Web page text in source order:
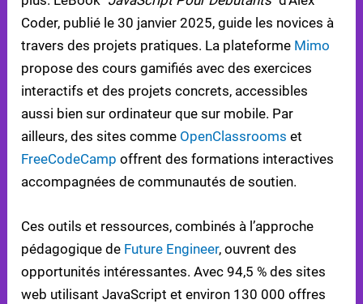
Coder, publié le 30 janvier 2025, guide les novices à
travers des projets pratiques. La plateforme Mimo
propose des cours gamifiés avec des exercices
interactifs et des projets concrets, accessibles
aussi bien sur ordinateur que sur mobile. Par
ailleurs, des sites comme OpenClassrooms et
FreeCodeCamp offrent des formations interactives
accompagnées de communautés de soutien.
Ces outils et ressources, combinés à l’approche
pédagogique de Future Engineer, ouvrent des
opportunités intéressantes. Avec 94,5 % des sites
web utilisant JavaScript et environ 130 000 offres